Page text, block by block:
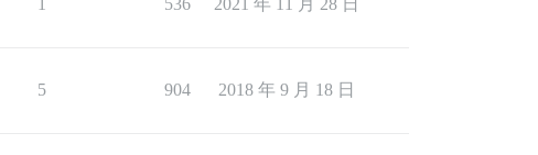
1 536 2021 年 11 月 28 日
5 904 2018 年 9 月 18 日